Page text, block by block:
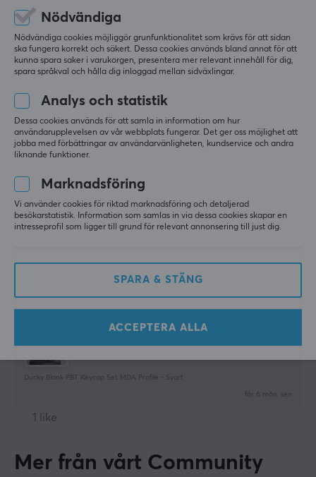
Relevans
Alla recensioner
Domonkos K
Verifierad köpare
Level 5
Mashing Scout
Verkligen fina blanka keycaps
verkligen etiketterna på undersidan av keycaps
(varje keycap visar vilken rad den tillhör).
[min board är en keychron q2 iso]
Textur
Inget
Visa original
Ducky Blank PBT Keycap Set MDA Profile - Svart
för 6 mån. sen
1 like
Mer från vårt Community
Nödvändiga
Nödvändiga cookies möjliggör grunfunktionalitet som krävs för att sidan
ska fungera korrekt och säkert. Dessa cookies används bland annat för att
kunna spara saker i varukorgen, presentera mer relevant innehåll för dig,
spara språkval och hålla dig inloggad mellan sidväxlingar.
Analys och statistik
Dessa cookies används för att samla in information om hur
användarupplevelsen av vår webbplats fungerar. Det ger oss möjlighet att
jobba med förbättringar av användarvänligheten, kundservice och andra
liknande funktioner.
Marknadsföring
Vi använder cookies för riktad marknadsföring och detaljerad
besökarstatistik. Information som samlas in via dessa cookies skapar en
intresseprofil som ligger till grund för relevant annonsering till just dig.
SPARA & STÄNG
ACCEPTERA ALLA